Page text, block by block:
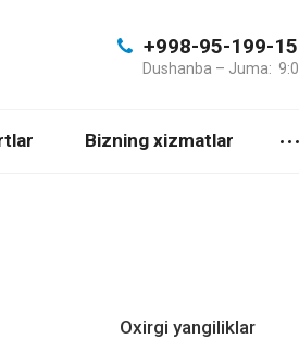
+998-95-199-
Dushanba – Juma:
Bizning xizmatlar
Oxirgi yangiliklar